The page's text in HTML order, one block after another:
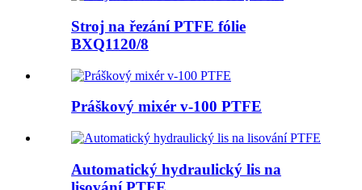
Stroj na řezání PTFE fólie
BXQ1120/8
Práškový mixér v-100 PTFE
Automatický hydraulický lis na